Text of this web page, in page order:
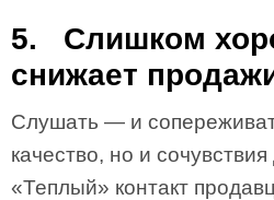
5. Слишком
снижает
Слушать — и
качество, но и
«Теплый» контакт